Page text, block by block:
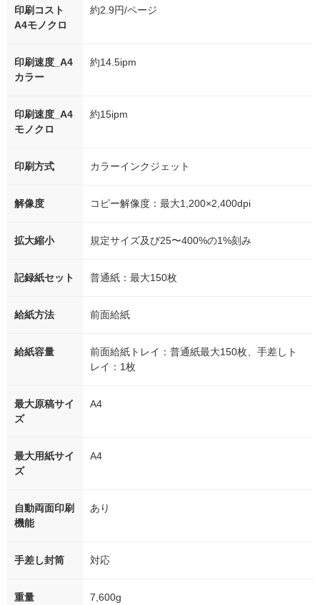
印刷コスト
A4モノクロ
約2.9円/ページ
印刷速度_A4
カラー
約14.5ipm
印刷速度_A4
モノクロ
約15ipm
印刷方式 カラーインクジェット
解像度 コピー解像度：最大1,200×2,400dpi
拡大縮小 規定サイズ及び25〜400%の1%刻み
記録紙セット 普通紙：最大150枚
給紙方法 前面給紙
給紙容量
前面給紙トレイ：普通紙最大150枚、手差しト
レイ：1枚
最大原稿サイ
ズ
A4
最大用紙サイ
ズ
A4
自動両面印刷
機能
あり
手差し封筒 対応
重量 7,600g